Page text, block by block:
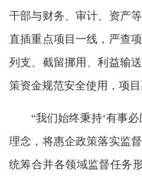
干部与财务、审计、资产
直插重点项目一线，严查
列支、截留挪用、利益输
策资金规范安全使用，项目
“我们始终秉持‘有事
理念，将惠企政策落实监
统筹合并各领域监督任务